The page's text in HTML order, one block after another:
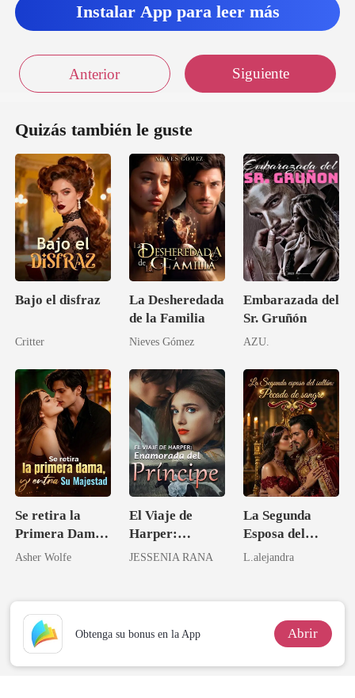
Instalar App para leer más
Anterior Siguiente
Quizás también le guste
Bajo el disfraz
Critter
La Desheredada
de la Familia
Nieves Gómez
Embarazada del
Sr. Gruñón
AZU.
Se retira la
Primera Dama,
y entra Su
Asher Wolfe
El Viaje de
Harper:
Enamorada del
JESSENIA RANA
La Segunda
Esposa del
Sultán: Pecado
L.alejandra
Obtenga su bonus en la App Abrir